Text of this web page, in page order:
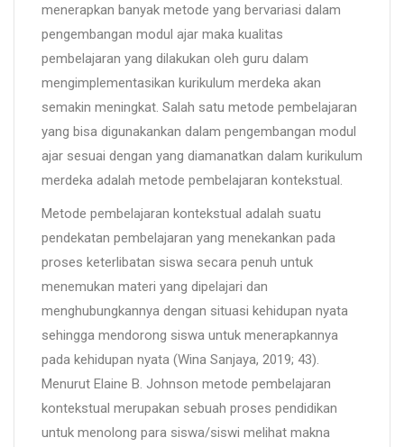
menerapkan banyak metode yang bervariasi dalam
pengembangan modul ajar maka kualitas
pembelajaran yang dilakukan oleh guru dalam
mengimplementasikan kurikulum merdeka akan
semakin meningkat. Salah satu metode pembelajaran
yang bisa digunakankan dalam pengembangan modul
ajar sesuai dengan yang diamanatkan dalam kurikulum
merdeka adalah metode pembelajaran kontekstual.
Metode pembelajaran kontekstual adalah suatu
pendekatan pembelajaran yang menekankan pada
proses keterlibatan siswa secara penuh untuk
menemukan materi yang dipelajari dan
menghubungkannya dengan situasi kehidupan nyata
sehingga mendorong siswa untuk menerapkannya
pada kehidupan nyata (Wina Sanjaya, 2019; 43).
Menurut Elaine B. Johnson metode pembelajaran
kontekstual merupakan sebuah proses pendidikan
untuk menolong para siswa/siswi melihat makna